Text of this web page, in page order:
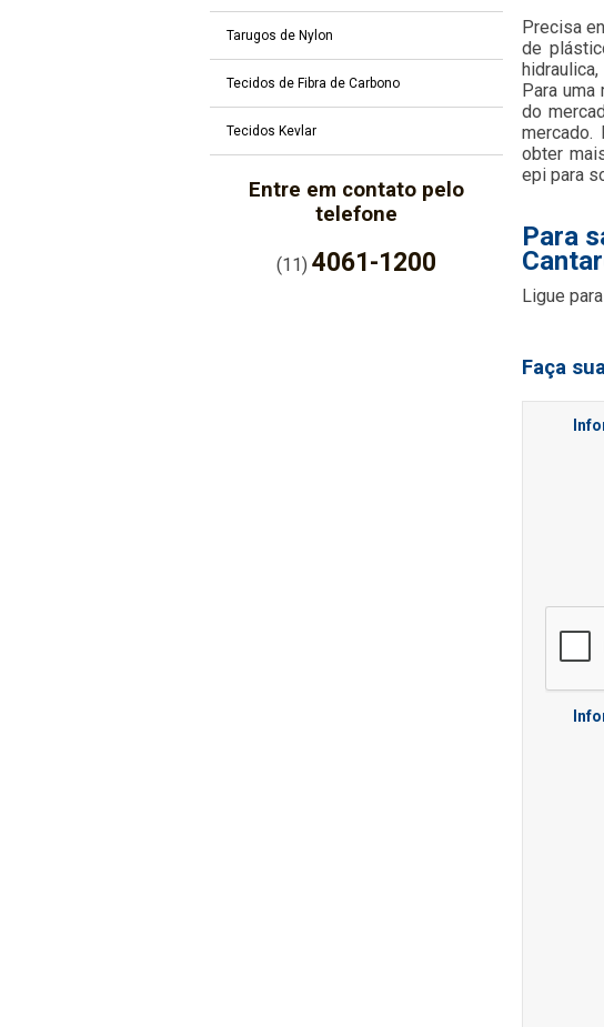
Tarugos de Nylon
Tecidos de Fibra de Carbono
Tecidos Kevlar
Entre em contato pelo
telefone
(11)4061-1200
Precisa
de
Para
do
mercado.
obter
epi para
Para
Ligue
Faça